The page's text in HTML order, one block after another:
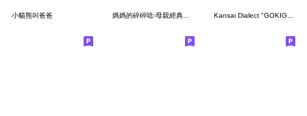
小貓熊叫爸爸 媽媽的碎碎唸-母親經典語錄 Kansai Dialect "GOKIGEN PANDA"